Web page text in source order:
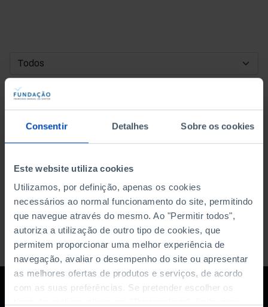
Consentir Detalhes Sobre os cookies
Este website utiliza cookies
Utilizamos, por definição, apenas os cookies
necessários ao normal funcionamento do site, permitindo
que navegue através do mesmo. Ao "Permitir todos",
autoriza a utilização de outro tipo de cookies, que
permitem proporcionar uma melhor experiência de
navegação, avaliar o desempenho do site ou apresentar
as melhores ofertas de produtos e serviços, de acordo
com as suas preferências. Se pretender escolher os
DATA DE INÍCIO
DATA DE FIM